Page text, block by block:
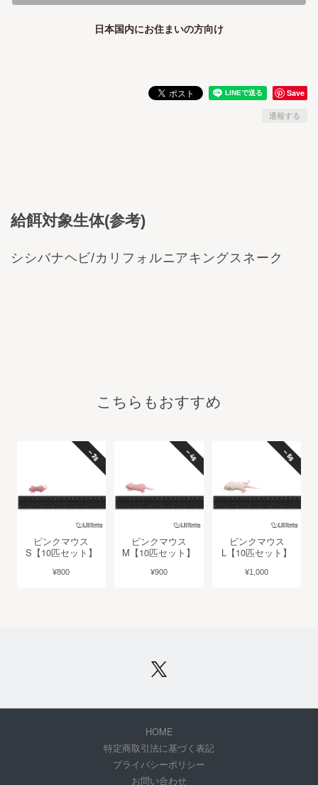
日本国内にお住まいの方向け
Save
通報する
給餌対象生体(参考)
シシバナヘビ/カリフォルニアキングスネーク
こちらもおすすめ
ピンクマウス
S【10匹セット】
¥800
ピンクマウス
M【10匹セット】
¥900
ピンクマウス
L【10匹セット】
¥1,000
HOME
特定商取引法に基づく表記
プライバシーポリシー
お問い合わせ